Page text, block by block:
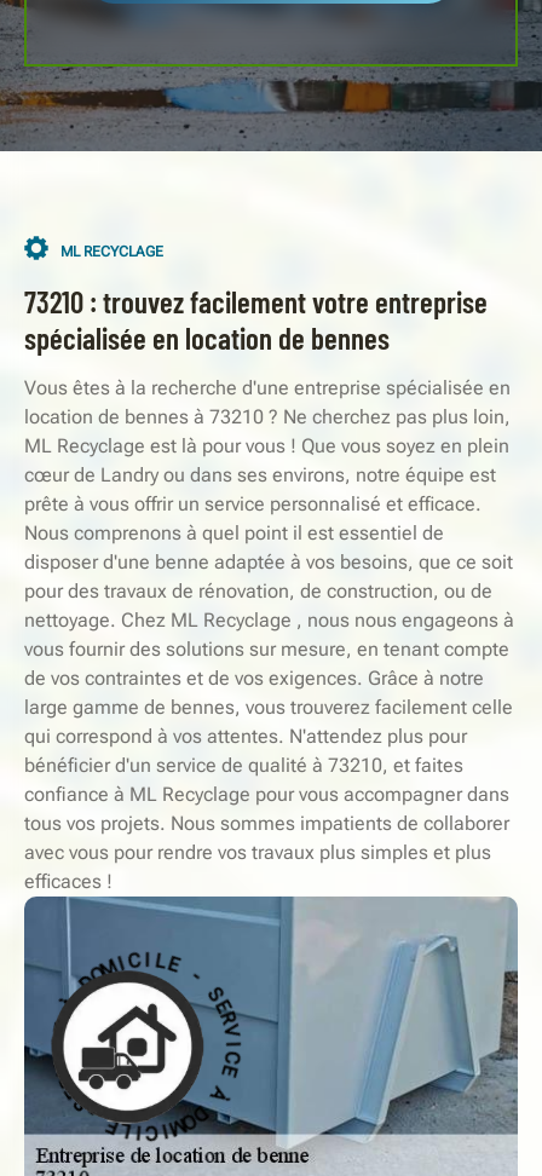
ML RECYCLAGE
73210 : trouvez facilement votre entreprise
spécialisée en location de bennes
Vous êtes à la recherche d'une entreprise spécialisée en
location de bennes à 73210 ? Ne cherchez pas plus loin,
ML Recyclage est là pour vous ! Que vous soyez en plein
cœur de Landry ou dans ses environs, notre équipe est
prête à vous offrir un service personnalisé et efficace.
Nous comprenons à quel point il est essentiel de
disposer d'une benne adaptée à vos besoins, que ce soit
pour des travaux de rénovation, de construction, ou de
nettoyage. Chez ML Recyclage , nous nous engageons à
vous fournir des solutions sur mesure, en tenant compte
de vos contraintes et de vos exigences. Grâce à notre
large gamme de bennes, vous trouverez facilement celle
qui correspond à vos attentes. N'attendez plus pour
bénéficier d'un service de qualité à 73210, et faites
confiance à ML Recyclage pour vous accompagner dans
tous vos projets. Nous sommes impatients de collaborer
avec vous pour rendre vos travaux plus simples et plus
efficaces !
S
E
R
V
I
C
E
À
D
O
M
I
C
ILE - SE R
VI
C
E
À
D
O
M
I
C
I
L
E
-